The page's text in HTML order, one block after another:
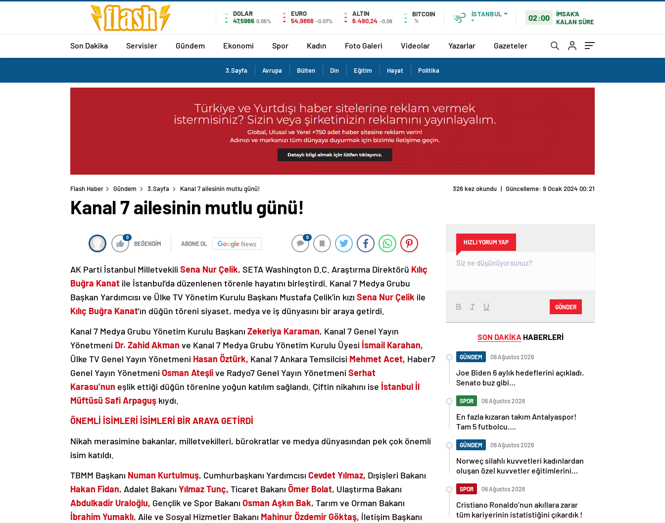
DOLAR
47,5966 0.06%
EURO
54,9866 -0.07%
ALTIN
6.490,24 -0,09
BITCOIN
%
İSTANBUL
°
02:00
İMSAK'A
KALAN SÜRE
Son Dakika Servisler Gündem Ekonomi Spor Kadın Foto Galeri Videolar Yazarlar Gazeteler
3.Sayfa Avrupa Bülten Din Eğitim Hayat Politika
Flash Haber Gündem 3.Sayfa Kanal 7 ailesinin mutlu günü! 326 kez okundu | Güncelleme: 9 Ocak 2024 00:21
Kanal 7 ailesinin mutlu günü!
0
BEĞENDİM ABONE OL News
0
AK Parti İstanbul Milletvekili Sena Nur Çelik, SETA Washington D.C. Araştırma Direktörü Kılıç
Buğra Kanat ile İstanbul’da düzenlenen törenle hayatını birleştirdi. Kanal 7 Medya Grubu
Başkan Yardımcısı ve Ülke TV Yönetim Kurulu Başkanı Mustafa Çelik’in kızı Sena Nur Çelik ile
Kılıç Buğra Kanat’ın düğün töreni siyaset, medya ve iş dünyasını bir araya getirdi.
Kanal 7 Medya Grubu Yönetim Kurulu Başkanı Zekeriya Karaman, Kanal 7 Genel Yayın
Yönetmeni Dr. Zahid Akman ve Kanal 7 Medya Grubu Yönetim Kurulu Üyesi İsmail Karahan,
Ülke TV Genel Yayın Yönetmeni Hasan Öztürk, Kanal 7 Ankara Temsilcisi Mehmet Acet, Haber7
Genel Yayın Yönetmeni Osman Ateşlive Radyo7 Genel Yayın Yönetmeni Serhat
Karasu’nun eşlik ettiği düğün törenine yoğun katılım sağlandı. Çiftin nikahını ise İstanbul İl
Müftüsü Safi Arpaguş kıydı.
ÖNEMLİ İSİMLERİ İSİMLERİ BİR ARAYA GETİRDİ
Nikah merasimine bakanlar, milletvekilleri, bürokratlar ve medya dünyasından pek çok önemli
isim katıldı.
TBMM Başkanı Numan Kurtulmuş, Cumhurbaşkanı Yardımcısı Cevdet Yılmaz, Dışişleri Bakanı
Hakan Fidan, Adalet Bakanı Yılmaz Tunç, Ticaret Bakanı Ömer Bolat, Ulaştırma Bakanı
Abdulkadir Uraloğlu, Gençlik ve Spor Bakanı Osman Aşkın Bak, Tarım ve Orman Bakanı
İbrahim Yumaklı, Aile ve Sosyal Hizmetler Bakanı Mahinur Özdemir Göktaş, İletişim Başkanı
HIZLI YORUM YAP
GÖNDER
SON DAKİKA HABERLERİ
GÜNDEM 06 Ağustos 2026
Joe Biden 6 aylık hedeflerini açıkladı.
Senato buz gibi…
SPOR 06 Ağustos 2026
En fazla kızaran takım Antalyaspor!
Tam 5 futbolcu….
GÜNDEM 06 Ağustos 2026
Norweç silahlı kuvvetleri kadınlardan
oluşan özel kuvvetler eğitimlerini
SPOR 06 Ağustos 2026
Cristiano Ronaldo’nun akıllara zarar
tüm kariyerinin istatistiğini çıkardık !